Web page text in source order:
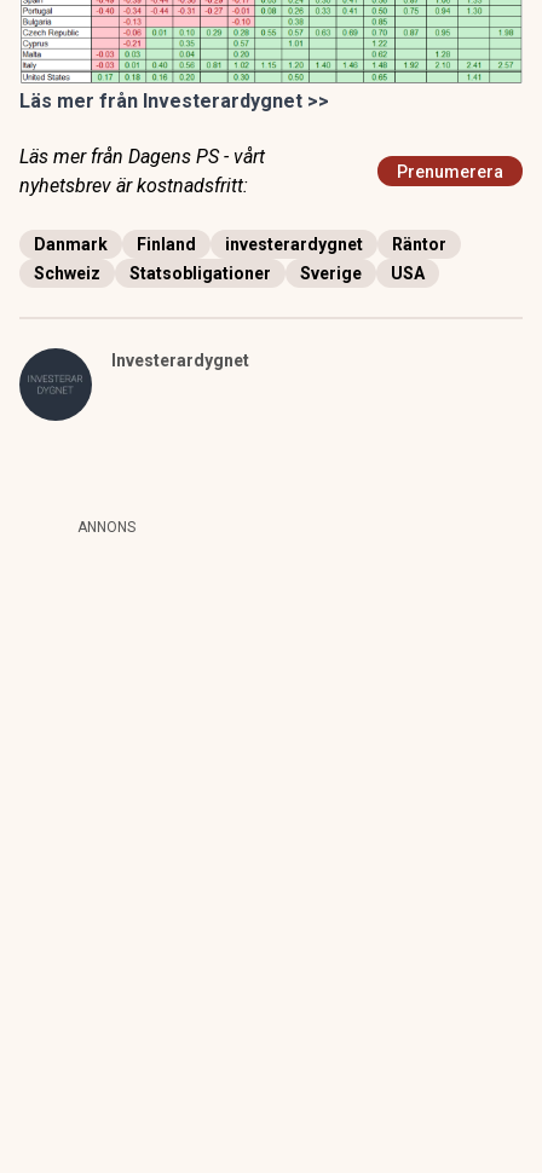
Läs mer från Investerardygnet >>
Läs mer från Dagens PS - vårt
nyhetsbrev är kostnadsfritt:
Prenumerera
Danmark Finland investerardygnet
Räntor
Schweiz
Statsobligationer Sverige USA
Investerardygnet
ANNONS